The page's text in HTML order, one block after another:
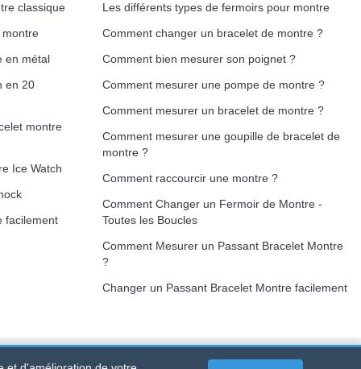
classique
en métal
en 20
montre
Ice Watch
facilement
Les différents types de fermoirs pour montre
Comment changer un bracelet de montre ?
Comment bien mesurer son poignet ?
Comment mesurer une pompe de montre ?
Comment mesurer un bracelet de montre ?
Comment mesurer une goupille de bracelet de
montre ?
Comment raccourcir une montre ?
Comment Changer un Fermoir de Montre -
Toutes les Boucles
Comment Mesurer un Passant Bracelet Montre
?
Changer un Passant Bracelet Montre facilement